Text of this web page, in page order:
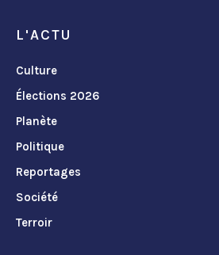
L'ACTU
Culture
Élections 2026
Planète
Politique
Reportages
Société
Terroir